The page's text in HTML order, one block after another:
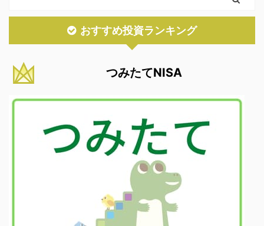
おすすめ投資ランキング
つみたてNISA